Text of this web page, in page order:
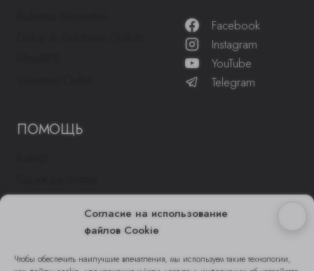
Согласие на использование
файлов Cookie
Чтобы обеспечить наилучшие впечатления, мы используем такие технологии,
ПОМОЩЬ
Отзывы
Facebook
Instagram
YouTube
Telegram